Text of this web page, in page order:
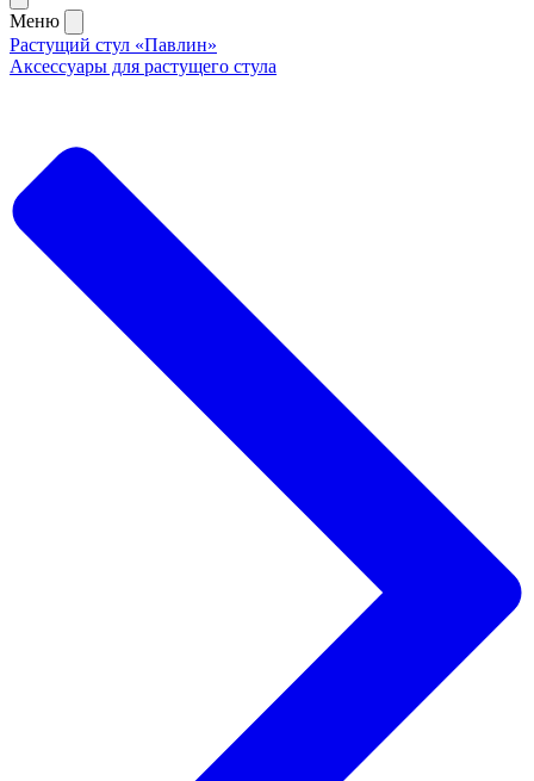
Меню
Растущий стул «Павлин»
Аксессуары для растущего стула